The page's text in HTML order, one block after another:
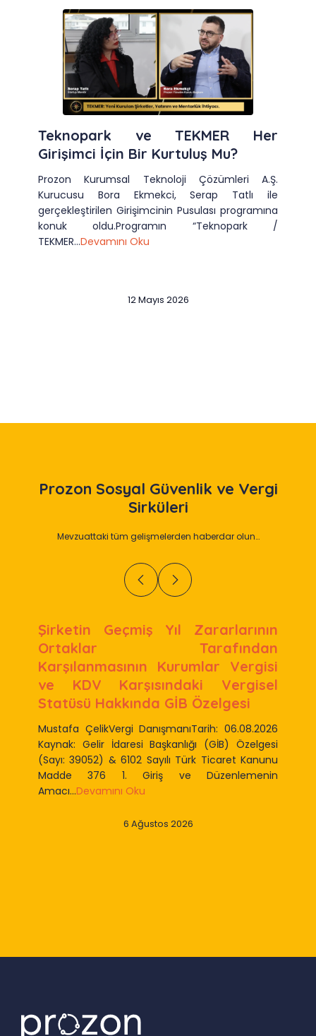
Teknopark ve TEKMER Her
Girişimci İçin Bir Kurtuluş Mu?
Prozon Kurumsal Teknoloji Çözümleri A.Ş.
Kurucusu Bora Ekmekci, Serap Tatlı ile
gerçekleştirilen Girişimcinin Pusulası programına
konuk oldu.Programın “Teknopark /
TEKMER...Devamını Oku
12 Mayıs 2026
Prozon Sosyal Güvenlik ve Vergi
Sirküleri
Mevzuattaki tüm gelişmelerden haberdar olun…
Şirketin Geçmiş Yıl Zararlarının
Ortaklar Tarafından
Karşılanmasının Kurumlar Vergisi
ve KDV Karşısındaki Vergisel
Statüsü Hakkında GİB Özelgesi
Mustafa ÇelikVergi DanışmanıTarih: 06.08.2026
Kaynak: Gelir İdaresi Başkanlığı (GİB) Özelgesi
(Sayı: 39052) & 6102 Sayılı Türk Ticaret Kanunu
Madde 376 1. Giriş ve Düzenlemenin
Amacı...Devamını Oku
6 Ağustos 2026